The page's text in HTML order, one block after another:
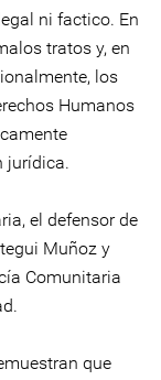
ni factico. En
tratos y, en
los
Humanos
jurídica.
el defensor de
Muñoz y
Comunitaria
que